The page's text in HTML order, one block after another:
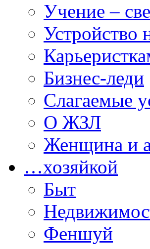
Учение –
Устройство
Бизнес-леди
Слагаемые
О ЖЗЛ
Женщина и
…хозяйкой
Быт
Феншуй